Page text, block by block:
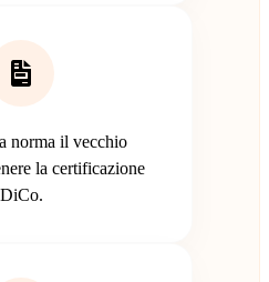
norma il vecchio
la certificazione
DiCo.